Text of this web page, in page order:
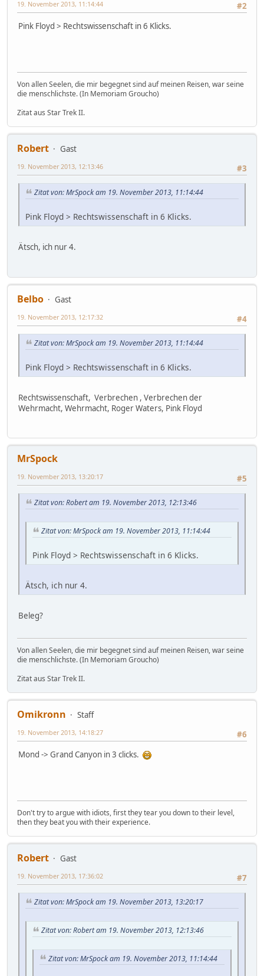
#2
19. November 2013, 11:14:44
Pink Floyd > Rechtswissenschaft in 6 Klicks.
Von allen Seelen, die mir begegnet sind auf meinen Reisen, war seine
die menschlichste. (In Memoriam Groucho)
Zitat aus Star Trek II.
Robert
Gast
#3
19. November 2013, 12:13:46
Zitat von: MrSpock am 19. November 2013, 11:14:44
Pink Floyd > Rechtswissenschaft in 6 Klicks.
Ätsch, ich nur 4.
Belbo
Gast
#4
19. November 2013, 12:17:32
Zitat von: MrSpock am 19. November 2013, 11:14:44
Pink Floyd > Rechtswissenschaft in 6 Klicks.
Rechtswissenschaft, Verbrechen , Verbrechen der
Wehrmacht, Wehrmacht, Roger Waters, Pink Floyd
MrSpock
#5
19. November 2013, 13:20:17
Zitat von: Robert am 19. November 2013, 12:13:46
Zitat von: MrSpock am 19. November 2013, 11:14:44
Pink Floyd > Rechtswissenschaft in 6 Klicks.
Ätsch, ich nur 4.
Beleg?
Von allen Seelen, die mir begegnet sind auf meinen Reisen, war seine
die menschlichste. (In Memoriam Groucho)
Zitat aus Star Trek II.
Omikronn
Staff
#6
19. November 2013, 14:18:27
Mond -> Grand Canyon in 3 clicks.
Don't try to argue with idiots, first they tear you down to their level,
then they beat you with their experience.
Robert
Gast
#7
19. November 2013, 17:36:02
Zitat von: MrSpock am 19. November 2013, 13:20:17
Zitat von: Robert am 19. November 2013, 12:13:46
Zitat von: MrSpock am 19. November 2013, 11:14:44